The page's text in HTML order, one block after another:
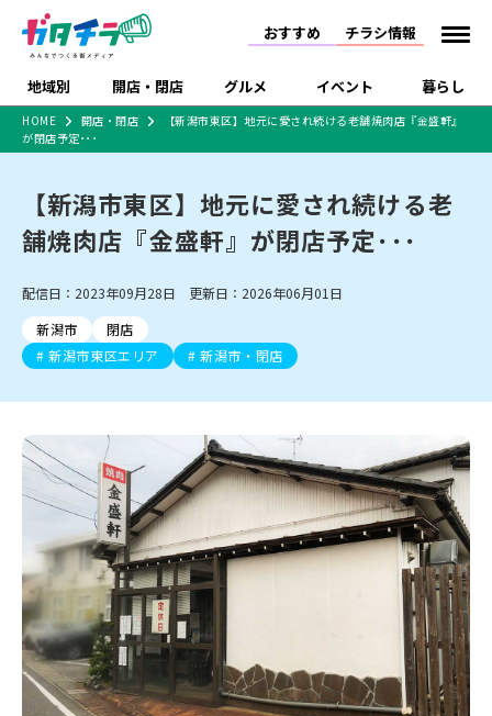
おすすめ チラシ情報
地域別 開店・閉店 グルメ イベント 暮らし
新潟市 下越
中越 上越
新潟市中央区 新潟市東区 新潟市西区
新潟市北区
新潟市南区
新潟市江南区 新潟市秋葉区
新潟市西蒲区
村上・関川
新発田・聖籠
胎内・粟島
三条・加茂・田上
五泉・阿賀野・阿賀
燕・弥彦
長岡・見附
小千谷・十日町・津南
魚沼・南魚沼・湯沢
柏崎・刈羽・出雲崎
上越・妙高・糸魚川
開店 閉店
リニューアル・移転 休業 開店まとめ
新潟市・開店
長岡市・閉店
上越市・開店
上越市・閉店
ラーメン 現地レポート
和食 洋食
ご当地グルメ 食べ歩き テイクアウト
季節・期間限定
カフェ
居酒屋・バー
パスタ
パン・ベーカリー
タレカツ・豚カツ
デカ盛り・大盛り
旨辛・激辛
定食・町定食 海鮮・鮨
そば・うどん
日本酒・新潟清酒
ワイン・クラフトビール
ケーキ・パフェ
ビアガーデン・暑気払い
忘新年会・歓送迎会
体験・販売 祭り・伝統行事
趣味・展示会 ライブ・コンサート
セミナー・講演会 子ども向け 花火大会
入場無料
住宅展示場
完成見学会 学生スポーツ アルビレックス
施設・ショップ
住宅メーカー・工務
店
食品メーカー・県産
品
リラクゼーション・整体
スキー場
病院・クリニック
イオンモール
ラブラ万代・ラブラ2
ビルボードプレイスBP
新潟伊勢丹
ピア万代
リバーサイド千秋
パティオPATIO
特売セール インタビュー
特集・まとめ記事
セツコママ ランキング
開店まとめ
閉店まとめ 人気記事まとめ
食品スーパー・コンビ
ショッピングモール・
大型施設
ドラッグストア・ホーム
センター
ファッション
新車・中古車・カー用品
旅行・レジャー
家電・携帯電話
冠婚葬祭
習い事・塾 通販・EC イベント
求人
官公庁・自治体
新潟市 チラシ
長岡・見附 チラシ
上越・妙高・糸魚川 チラシ
注目 チラシ
週末セール
火曜セール
オープン・リニューアルセール
周年祭・感謝祭セール
HOME 開店・閉店
【新潟市東区】地元に愛され続ける老舗焼肉店『金盛軒』
が閉店予定･･･
【新潟市東区】地元に愛され続ける老
舗焼肉店『金盛軒』が閉店予定･･･
配信日：2023年09月28日 更新日：2026年06月01日
新潟市
閉店
新潟市東区エリア
新潟市・閉店